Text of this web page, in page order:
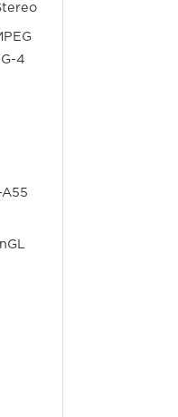
4